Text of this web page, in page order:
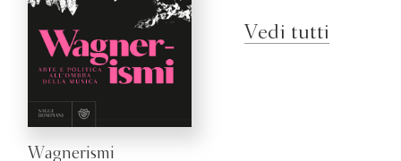
Wagnerismi
Vedi tutti